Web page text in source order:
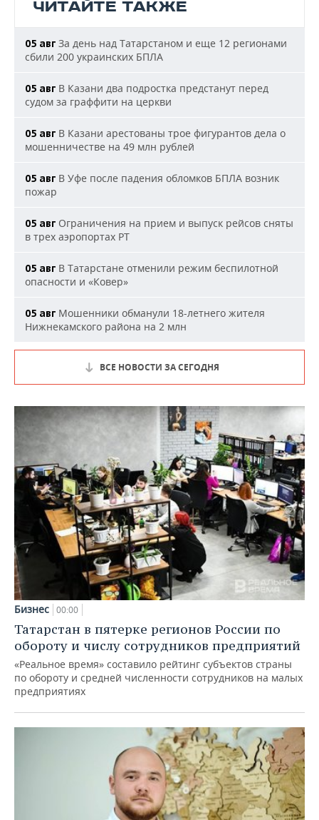
ЧИТАЙТЕ ТАКЖЕ
05 авг За день над Татарстаном и еще 12 регионами
сбили 200 украинских БПЛА
05 авг В Казани два подростка предстанут перед
судом за граффити на церкви
05 авг В Казани арестованы трое фигурантов дела о
мошенничестве на 49 млн рублей
05 авг В Уфе после падения обломков БПЛА возник
пожар
05 авг Ограничения на прием и выпуск рейсов сняты
в трех аэропортах РТ
05 авг В Татарстане отменили режим беспилотной
опасности и «Ковер»
05 авг Мошенники обманули 18-летнего жителя
Нижнекамского района на 2 млн
ВСЕ НОВОСТИ ЗА СЕГОДНЯ
Бизнес 00:00
Татарстан в пятерке регионов России по
обороту и числу сотрудников предприятий
«Реальное время» составило рейтинг субъектов страны
по обороту и средней численности сотрудников на малых
предприятиях